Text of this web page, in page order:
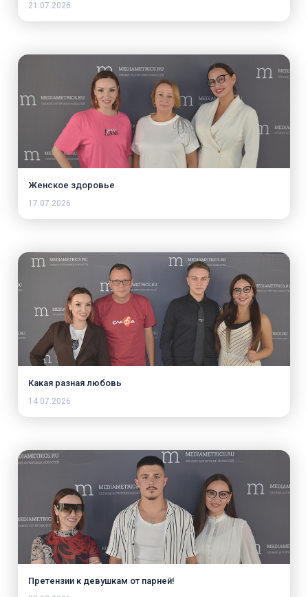
21.07.2026
Женское здоровье
17.07.2026
Какая разная любовь
14.07.2026
Претензии к девушкам от парней!